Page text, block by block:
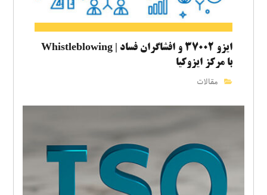
ایزو ۳۷۰۰۲ و افشاگران فساد | Whistleblowing
با مرکز ایزوکیا
مقالات